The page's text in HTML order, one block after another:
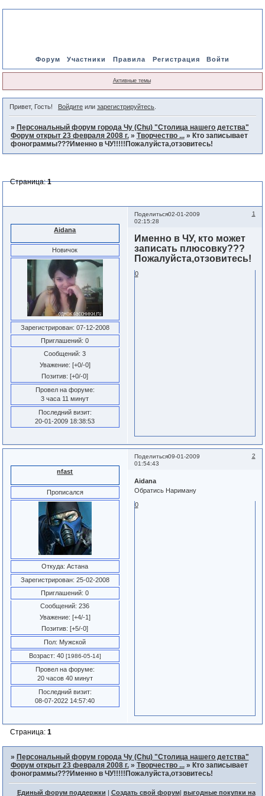
Форум Участники Правила Регистрация Войти
Активные темы
Привет, Гость! Войдитеили зарегистрируйтесь.
» Персональный форум города Чу (Chu) "Столица нашего детства"
Форум открыт 23 февраля 2008 г. » Творчество ... » Кто записывает
фонограммы???Именно в ЧУ!!!!!Пожалуйста,отзовитесь!
Страница:1
Поделиться 1
02-01-2009
02:15:28
Aidana
Новичок
Зарегистрирован: 07-12-2008
Приглашений: 0
Сообщений: 3
Уважение: [+0/-0]
Позитив: [+0/-0]
Провел на форуме:
3 часа 11 минут
Последний визит:
20-01-2009 18:38:53
Именно в ЧУ, кто может
записать плюсовку???
Пожалуйста,отзовитесь!
0
Поделиться 2
09-01-2009
01:54:43
nfast
Прописался
Откуда: Астана
Зарегистрирован: 25-02-2008
Приглашений: 0
Сообщений: 236
Уважение: [+4/-1]
Позитив: [+5/-0]
Пол: Мужской
Возраст: 40 [1986-05-14]
Провел на форуме:
20 часов 40 минут
Последний визит:
08-07-2022 14:57:40
Aidana
Обратись Нариману
0
Страница: 1
» Персональный форум города Чу (Chu) "Столица нашего детства"
Форум открыт 23 февраля 2008 г. » Творчество ... » Кто записывает
фонограммы???Именно в ЧУ!!!!!Пожалуйста,отзовитесь!
Единый форум поддержки | Создать свой форум| выгодные покупки на